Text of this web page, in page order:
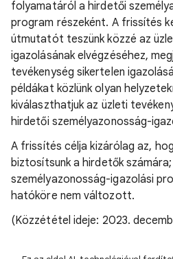
folyamatáról a hirdetői
program részeként. A frissítés
útmutatót teszünk közzé az
igazolásának elvégzéséhez,
tevékenység sikertelen
példákat közlünk olyan
kiválaszthatjuk az üzleti
hirdetői személyazonosság-
A frissítés célja kizárólag az,
biztosítsunk a hirdetők
személyazonosság-igazolási
hatóköre nem változott.
(Közzététel ideje: 2023.